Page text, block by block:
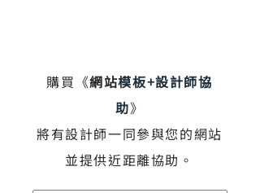
購買《網站模板+設計師協
助》
將有設計師一同參與您的網站
並提供近距離協助。